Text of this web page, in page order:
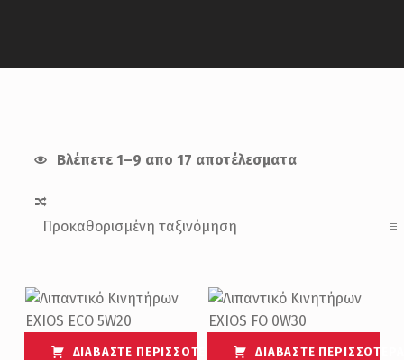
Βλέπετε 1–9 απο 17 αποτέλεσματα
ΔΙΑΒΆΣΤΕ ΠΕΡΙΣΣΌΤΕΡΑ ΔΙΑΒΆΣΤΕ ΠΕΡΙΣΣΌΤΕΡΑ